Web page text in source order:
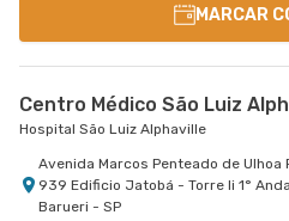
MARCAR
Centro Médico São Luiz
Hospital São Luiz Alphaville
Avenida Marcos Penteado de Ulhoa
939 Edificio Jatobá - Torre Ii 1°
Barueri - SP